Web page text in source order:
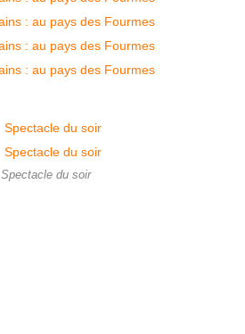
Spectacle du soir